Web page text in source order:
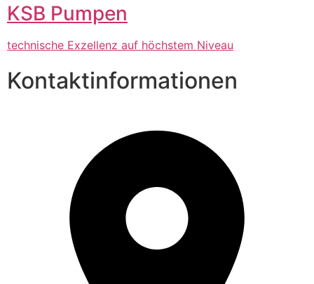
KSB Pumpen
technische Exzellenz auf höchstem Niveau
Kontaktinformationen